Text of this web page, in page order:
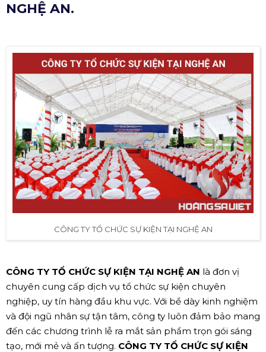
NGHỆ AN.
CÔNG TY TỔ CHỨC SỰ KIỆN TẠI NGHỆ AN
CÔNG TY TỔ CHỨC SỰ KIỆN TẠI NGHỆ AN là đơn vị
chuyên cung cấp dịch vụ tổ chức sự kiện chuyên
nghiệp, uy tín hàng đầu khu vực. Với bề dày kinh nghiệm
và đội ngũ nhân sự tận tâm, công ty luôn đảm bảo mang
đến các chương trình lễ ra mắt sản phẩm trọn gói sáng
tạo, mới mẻ và ấn tượng. CÔNG TY TỔ CHỨC SỰ KIỆN